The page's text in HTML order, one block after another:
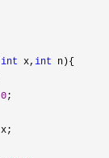
int x, int
0